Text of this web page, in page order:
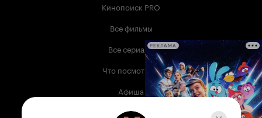
Кинопоиск PRO
Все фильмы
Все сериалы
Что посмотреть
Афиша
Музыка
РЕКЛАМА